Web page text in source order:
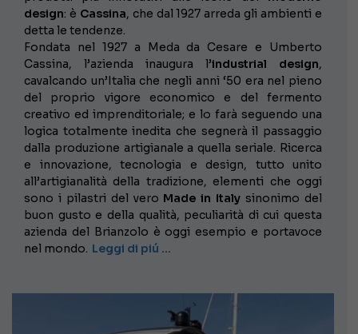
design: è Cassina, che dal 1927 arreda gli ambienti e
detta le tendenze.
Fondata nel 1927 a Meda da Cesare e Umberto
Cassina, l’azienda inaugura l’industrial design,
cavalcando un’Italia che negli anni ‘50 era nel pieno
del proprio vigore economico e del fermento
creativo ed imprenditoriale; e lo farà seguendo una
logica totalmente inedita che segnerà il passaggio
dalla produzione artigianale a quella seriale. Ricerca
e innovazione, tecnologia e design, tutto unito
all’artigianalità della tradizione, elementi che oggi
sono i pilastri del vero Made in Italy sinonimo del
buon gusto e della qualità, peculiarità di cui questa
azienda del Brianzolo è oggi esempio e portavoce
nel mondo. Leggi di piú …